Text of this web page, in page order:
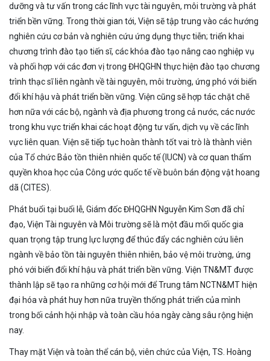
dưỡng và tư vấn trong các lĩnh vực tài nguyên, môi trường và phát
triển bền vững. Trong thời gian tới, Viện sẽ tập trung vào các hướng
nghiên cứu cơ bản và nghiên cứu ứng dụng thực tiễn; triển khai
chương trình đào tạo tiến sĩ, các khóa đào tạo nâng cao nghiệp vụ
và phối hợp với các đơn vị trong ĐHQGHN thực hiện đào tạo chương
trình thạc sĩ liên ngành về tài nguyên, môi trường, ứng phó với biến
đổi khí hậu và phát triển bền vững. Viện cũng sẽ hợp tác chặt chẽ
hơn nữa với các bộ, ngành và địa phương trong cả nước, các nước
trong khu vực triển khai các hoạt động tư vấn, dịch vụ về các lĩnh
vực liên quan. Viện sẽ tiếp tục hoàn thành tốt vai trò là thành viên
của Tổ chức Bảo tồn thiên nhiên quốc tế (IUCN) và cơ quan thẩm
quyền khoa học của Công ước quốc tế về buôn bán động vật hoang
dã (CITES).
Phát buổi tại buổi lễ, Giám đốc ĐHQGHN Nguyễn Kim Sơn đã chỉ
đạo, Viện Tài nguyên và Môi trường sẽ là một đầu mối quốc gia
quan trọng tập trung lực lượng để thúc đẩy các nghiên cứu liên
ngành về bảo tồn tài nguyên thiên nhiên, bảo vệ môi trường, ứng
phó với biến đổi khí hậu và phát triển bền vững. Viện TN&MT được
thành lập sẽ tạo ra những cơ hội mới để Trung tâm NCTN&MT hiện
đại hóa và phát huy hơn nữa truyền thống phát triển của mình
trong bối cảnh hội nhập và toàn cầu hóa ngày càng sâu rộng hiện
nay.
Thay mặt Viện và toàn thể cán bộ, viên chức của Viện, TS. Hoàng